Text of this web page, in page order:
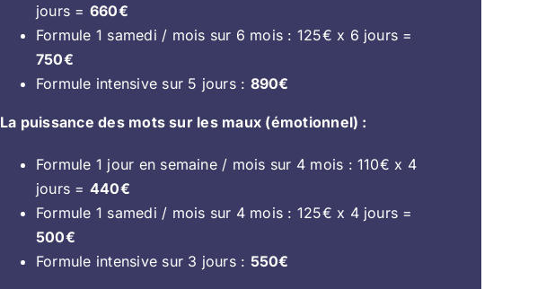
jours = 660€
Formule 1 samedi / mois sur 6 mois : 125€ x 6 jours =
750€
Formule intensive sur 5 jours : 890€
La puissance des mots sur les maux (émotionnel) :
Formule 1 jour en semaine / mois sur 4 mois : 110€ x 4
jours = 440€
Formule 1 samedi / mois sur 4 mois : 125€ x 4 jours =
500€
Formule intensive sur 3 jours : 550€